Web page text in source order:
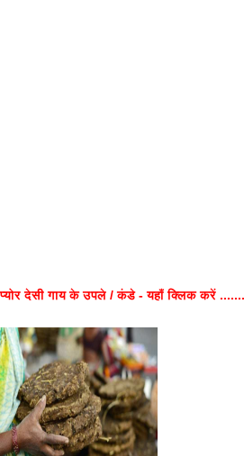
प्योर देसी गाय के उपले / कंडे - यहाँ क्लिक करें .......